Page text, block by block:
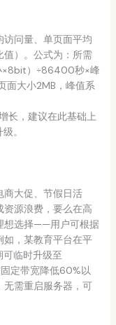
问量、单页面平均
值）。公式为：所需
×8bit）÷86400秒×峰
面大小2MB，峰值系
长，建议在此基础上
。
商大促、节假日活
源浪费，要么在高
想选择——用户可根据
如，某教育平台在平
临时升级至
定带宽降低60%以
需重启服务器，可